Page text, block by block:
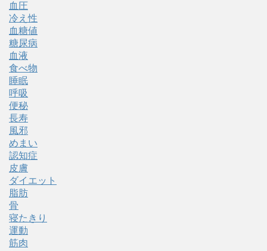
血圧
冷え性
血糖値
糖尿病
血液
食べ物
睡眠
呼吸
便秘
長寿
風邪
めまい
認知症
皮膚
ダイエット
脂肪
骨
寝たきり
運動
筋肉